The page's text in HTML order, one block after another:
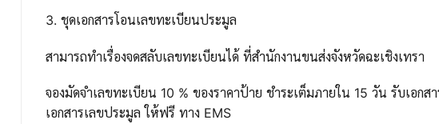
3. ชุดเอกสารโอนเลขทะเบียนประมูล
สามารถทำเรื่องจดสลับเลขทะเบียนได้ ที่สำนักงานขนส่งจังหวัดฉะเชิงเทรา
จองมัดจำเลขทะเบียน 10 % ของราคาป้าย ชำระเต็มภายใน 15 วัน รับเอก
เอกสารเลขประมูล ให้ฟรี ทาง EMS